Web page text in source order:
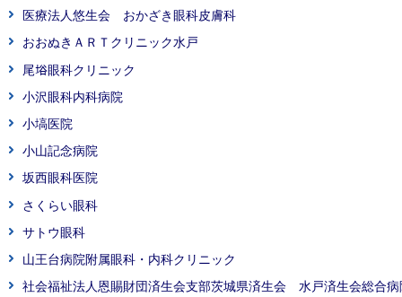
医療法人悠生会 おかざき眼科皮膚科
おおぬきＡＲＴクリニック水戸
尾﨏眼科クリニック
小沢眼科内科病院
小塙医院
小山記念病院
坂西眼科医院
さくらい眼科
サトウ眼科
山王台病院附属眼科・内科クリニック
社会福祉法人恩賜財団済生会支部茨城県済生会 水戸済生会総合病